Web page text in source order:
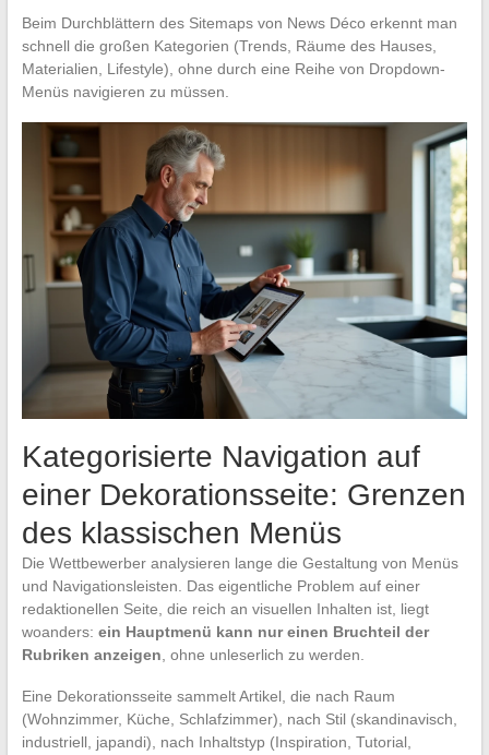
Beim Durchblättern des Sitemaps von News Déco erkennt man
schnell die großen Kategorien (Trends, Räume des Hauses,
Materialien, Lifestyle), ohne durch eine Reihe von Dropdown-
Menüs navigieren zu müssen.
Kategorisierte Navigation auf
einer Dekorationsseite: Grenzen
des klassischen Menüs
Die Wettbewerber analysieren lange die Gestaltung von Menüs
und Navigationsleisten. Das eigentliche Problem auf einer
redaktionellen Seite, die reich an visuellen Inhalten ist, liegt
woanders: ein Hauptmenü kann nur einen Bruchteil der
Rubriken anzeigen , ohne unleserlich zu werden.
Eine Dekorationsseite sammelt Artikel, die nach Raum
(Wohnzimmer, Küche, Schlafzimmer), nach Stil (skandinavisch,
industriell, japandi), nach Inhaltstyp (Inspiration, Tutorial,